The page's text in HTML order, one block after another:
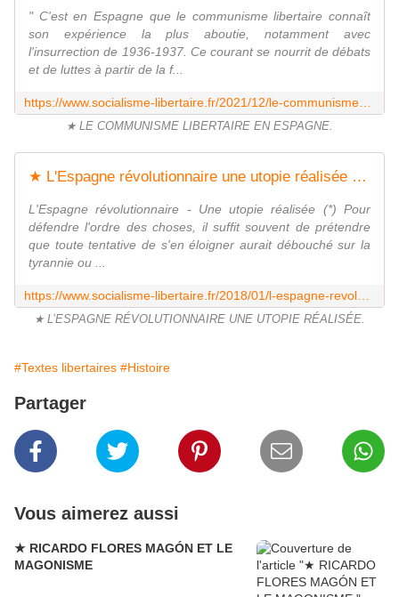
" C'est en Espagne que le communisme libertaire connaît
son expérience la plus aboutie, notamment avec
l'insurrection de 1936-1937. Ce courant se nourrit de débats
et de luttes à partir de la f...
★ LE COMMUNISME LIBERTAIRE EN ESPAGNE.
★ L'Espagne révolutionnaire une utopie réalisée - Socialisme libertaire
L'Espagne révolutionnaire - Une utopie réalisée (*) Pour
défendre l'ordre des choses, il suffit souvent de prétendre
que toute tentative de s'en éloigner aurait débouché sur la
tyrannie ou ...
★ L’ESPAGNE RÉVOLUTIONNAIRE UNE UTOPIE RÉALISÉE.
#Textes libertaires #Histoire
Partager
Vous aimerez aussi
★ RICARDO FLORES MAGÓN ET LE
MAGONISME